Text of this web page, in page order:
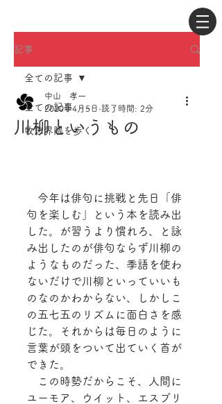
記事
全ての記事
牧志界隈を歩く
全ての記事
川柳というもの
中山 孝一
2020年4月5日 読了時間: 2分
今年は俳句に挑戦と先日「俳
句を楽しむ」という本を読み出
した。が習うより慣れろ、と詠
み出したのが俳句ならず川柳の
ようなものだった、季語を使わ
ないだけで川柳といっていいも
のなのかわからない、しかしこ
の五七五のリズムに面白さを感
じた。それからは毎日のように
言葉が頭をついて出ていく首が
できた。
この時勢だからこそ、人間に
ユーモア、ウイット、エスプリ